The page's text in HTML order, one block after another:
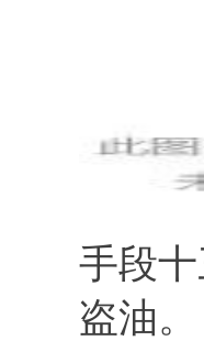
手段
盗油。